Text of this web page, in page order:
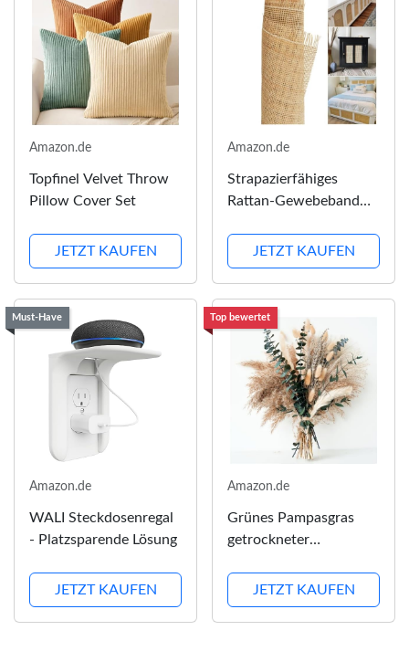
Amazon.de
Topfinel Velvet Throw
Pillow Cover Set
JETZT KAUFEN
Amazon.de
Strapazierfähiges
Rattan-Gewebeband
JETZT KAUFEN
Must-Have
Amazon.de
WALI Steckdosenregal
- Platzsparende Lösung
JETZT KAUFEN
Top bewertet
Amazon.de
Grünes Pampasgras
getrockneter
JETZT KAUFEN